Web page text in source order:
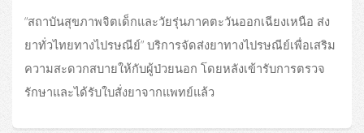
“สถาบันสุขภาพจิตเด็กและวัยรุ่นภาคตะวันออกเฉียงเหนือ ส่ง
ยาทั่วไทยทางไปรษณีย์” บริการจัดส่งยาทางไปรษณีย์เพื่อเสริม
ความสะดวกสบายให้กับผู้ป่วยนอก โดยหลังเข้ารับการตรวจ
รักษาและได้รับใบสั่งยาจากแพทย์แล้ว